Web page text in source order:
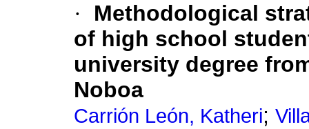
·
Methodological
of high school
university degree
Noboa
Carrión León, Katheri;